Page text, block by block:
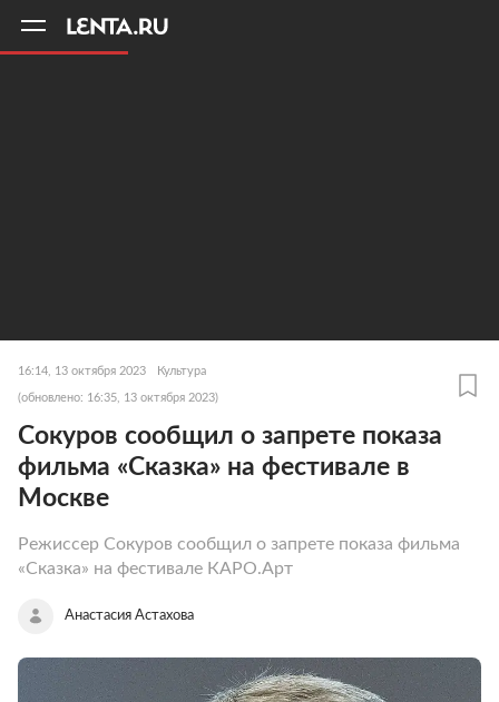
16:14, 13 октября 2023 Культура
(обновлено: 16:35, 13 октября 2023)
Сокуров сообщил о запрете показа
фильма «Сказка» на фестивале в
Москве
Режиссер Сокуров сообщил о запрете показа фильма
«Сказка» на фестивале КАРО.Арт
Анастасия Астахова